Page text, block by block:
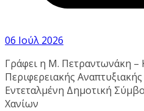
06 Ιούλ 2026
Γράφει η Μ. Πετραντωνάκη –
Περιφερειακής
Εντεταλμένη Δημοτική
Χανίων